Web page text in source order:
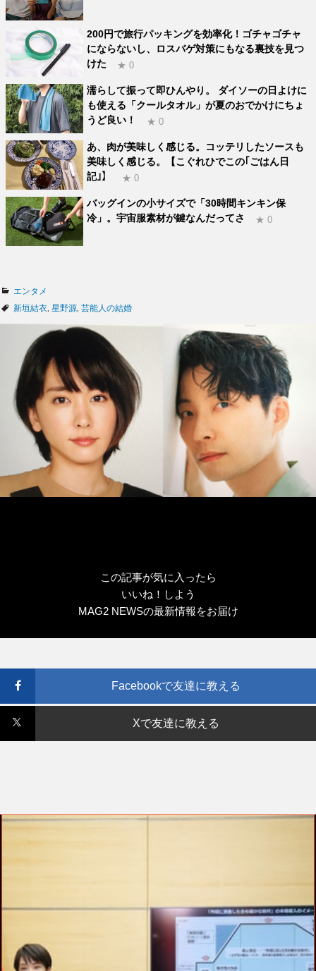
200円で旅行パッキングを効率化！ゴチャゴチャ
にならないし、ロスバゲ対策にもなる裏技を見つ
けた
★ 0
濡らして振って即ひんやり。 ダイソーの日よけに
も使える「クールタオル」が夏のおでかけにちょ
うど良い！
★ 0
あ、肉が美味しく感じる。コッテリしたソースも
美味しく感じる。【こぐれひでこの｢ごはん日
記｣】
★ 0
バッグインの小サイズで「30時間キンキン保
冷」。宇宙服素材が鍵なんだってさ
★ 0
カ
テ
エンタメ
タ
新垣結衣 星野源 芸能人の結婚
この記事が気に入ったら
いいね！しよう
MAG2 NEWSの最新情報をお届け
Facebookで友達に教える
Xで友達に教える